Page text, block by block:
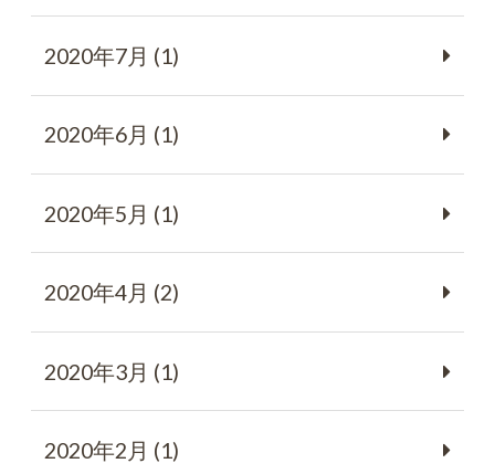
2020年7月 (1)
2020年6月 (1)
2020年5月 (1)
2020年4月 (2)
2020年3月 (1)
2020年2月 (1)